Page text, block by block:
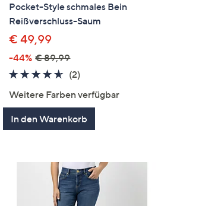
Pocket-Style schmales Bein
Reißverschluss-Saum
€ 49,99
-44% € 89,99
4.5
(2)
Weitere Farben verfügbar
In den Warenkorb